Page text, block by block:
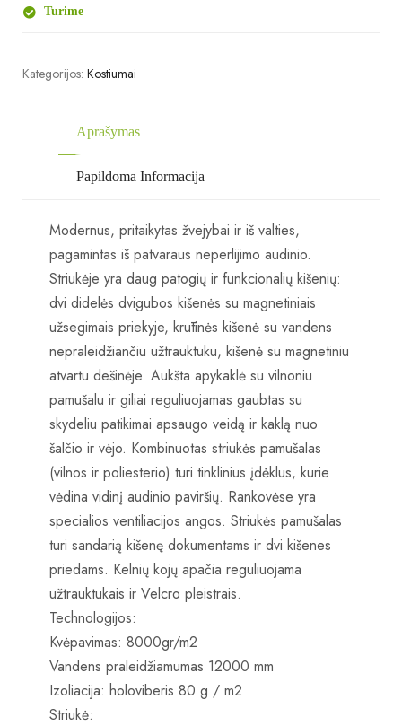
Turime
Kategorijos: Kostiumai
Aprašymas
Papildoma Informacija
Modernus, pritaikytas žvejybai ir iš valties,
pagamintas iš patvaraus neperlijimo audinio.
Striukėje yra daug patogių ir funkcionalių kišenių:
dvi didelės dvigubos kišenės su magnetiniais
užsegimais priekyje, krūtinės kišenė su vandens
nepraleidžiančiu užtrauktuku, kišenė su magnetiniu
atvartu dešinėje. Aukšta apykaklė su vilnoniu
pamušalu ir giliai reguliuojamas gaubtas su
skydeliu patikimai apsaugo veidą ir kaklą nuo
šalčio ir vėjo. Kombinuotas striukės pamušalas
(vilnos ir poliesterio) turi tinklinius įdėklus, kurie
vėdina vidinį audinio paviršių. Rankovėse yra
specialios ventiliacijos angos. Striukės pamušalas
turi sandarią kišenę dokumentams ir dvi kišenes
priedams. Kelnių kojų apačia reguliuojama
užtrauktukais ir Velcro pleistrais.
Technologijos:
Kvėpavimas: 8000gr/m2
Vandens praleidžiamumas 12000 mm
Izoliacija: holoviberis 80 g / m2
Striukė: